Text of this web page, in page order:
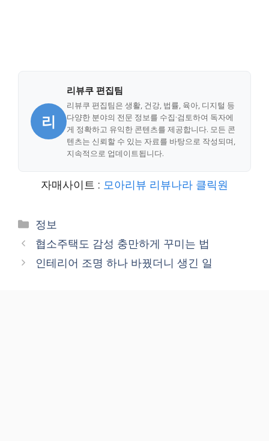
리
리뷰쿠 편집팀
리뷰쿠 편집팀은 생활, 건강, 법률, 육아, 디지털 등
다양한 분야의 전문 정보를 수집·검토하여 독자에
게 정확하고 유익한 콘텐츠를 제공합니다. 모든 콘
텐츠는 신뢰할 수 있는 자료를 바탕으로 작성되며,
지속적으로 업데이트됩니다.
자매사이트 : 모아리뷰 리뷰나라 클릭원
Categories
정보
협소주택도 감성 충만하게 꾸미는 법
인테리어 조명 하나 바꿨더니 생긴 일